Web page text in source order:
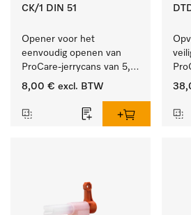
CK/1 DIN 51
Opener voor het
eenvoudig openen van
ProCare-jerrycans van 5,
10 en 20 l.
8,00 € excl. BTW